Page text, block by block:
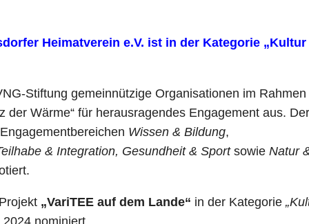
Heimatverein e.V. ist in der Kategorie
Stiftung gemeinnützige Organisationen im
der Wärme“ für herausragendes Engagement aus.
Wissen & Bildung,
& Integration, Gesundheit & Sportsowie Natur
„VariTEE auf dem Lande“ in der Kategorie
nominiert.